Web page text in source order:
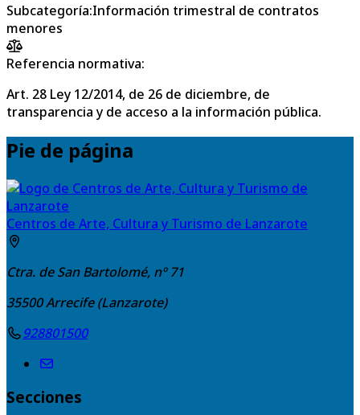
Subcategoría:Información trimestral de contratos
menores
Referencia normativa:
Art. 28 Ley 12/2014, de 26 de diciembre, de
transparencia y de acceso a la información pública.
Pie de página
Centros de Arte, Cultura y Turismo de Lanzarote
Ctra. de San Bartolomé, nº 71
35500Arrecife (Lanzarote)
928801500
Secciones